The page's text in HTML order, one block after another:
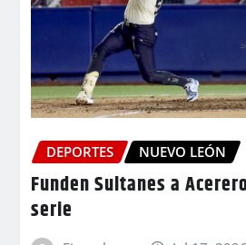
DEPORTES NUEVO LEÓN
Funden Sultanes a
serie